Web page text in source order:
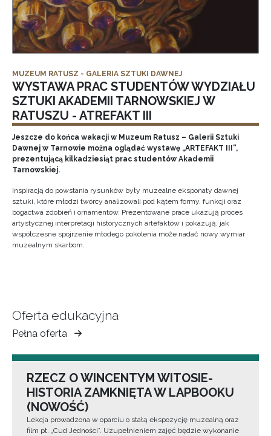
MUZEUM RATUSZ - GALERIA SZTUKI DAWNEJ
WYSTAWA PRAC STUDENTÓW WYDZIAŁU
SZTUKI AKADEMII TARNOWSKIEJ W
RATUSZU - ATREFAKT III
Jeszcze do końca wakacji w Muzeum Ratusz – Galerii Sztuki
Dawnej w Tarnowie można oglądać wystawę „ARTEFAKT III”,
prezentującą kilkadziesiąt prac studentów Akademii
Tarnowskiej.
Inspiracją do powstania rysunków były muzealne eksponaty dawnej
sztuki, które młodzi twórcy analizowali pod kątem formy, funkcji oraz
bogactwa zdobień i ornamentów. Prezentowane prace ukazują proces
artystycznej interpretacji historycznych artefaktów i pokazują, jak
współczesne spojrzenie młodego pokolenia może nadać nowy wymiar
muzealnym skarbom.
Oferta edukacyjna
Pełna oferta
Muzeum
Ziemi
RZECZ O WINCENTYM WITOSIE-
HISTORIA ZAMKNIĘTA W LAPBOOKU
(NOWOŚĆ)
Lekcja prowadzona w oparciu o stałą ekspozycję muzealną oraz
film pt. „Cud Jedności”. Uzupełnieniem zajęć będzie wykonanie